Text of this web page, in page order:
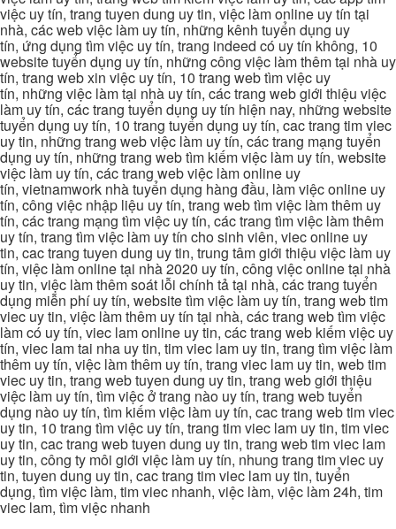
việc uy tín, trang tuyen dung uy tin, việc làm online uy tín tại
nhà, các web việc làm uy tín, những kênh tuyển dụng uy
tín, ứng dụng tìm việc uy tín, trang indeed có uy tín không, 10
website tuyển dụng uy tín, những công việc làm thêm tại nhà uy
tín, trang web xin việc uy tín, 10 trang web tìm việc uy
tín, những việc làm tại nhà uy tín, các trang web giới thiệu việc
làm uy tín, các trang tuyển dụng uy tín hiện nay, những website
tuyển dụng uy tín, 10 trang tuyển dụng uy tín, cac trang tim viec
uy tin, những trang web việc làm uy tín, các trang mạng tuyển
dụng uy tín, những trang web tìm kiếm việc làm uy tín, website
việc làm uy tín, các trang web việc làm online uy
tín, vietnamwork nhà tuyển dụng hàng đầu, làm việc online uy
tín, công việc nhập liệu uy tín, trang web tìm việc làm thêm uy
tín, các trang mạng tìm việc uy tín, các trang tìm việc làm thêm
uy tín, trang tìm việc làm uy tín cho sinh viên, viec online uy
tin, cac trang tuyen dung uy tin, trung tâm giới thiệu việc làm uy
tín, việc làm online tại nhà 2020 uy tín, công việc online tại nhà
uy tin, việc làm thêm soát lỗi chính tả tại nhà, các trang tuyển
dụng miễn phí uy tín, website tìm việc làm uy tín, trang web tim
viec uy tin, việc làm thêm uy tín tại nhà, các trang web tìm việc
làm có uy tín, viec lam online uy tin, các trang web kiếm việc uy
tín, viec lam tai nha uy tin, tim viec lam uy tin, trang tìm việc làm
thêm uy tín, việc làm thêm uy tín, trang viec lam uy tin, web tim
viec uy tin, trang web tuyen dung uy tin, trang web giới thiệu
việc làm uy tín, tìm việc ở trang nào uy tín, trang web tuyển
dụng nào uy tín, tìm kiếm việc làm uy tín, cac trang web tim viec
uy tin, 10 trang tìm việc uy tín, trang tim viec lam uy tin, tim viec
uy tin, cac trang web tuyen dung uy tin, trang web tim viec lam
uy tin, công ty môi giới việc làm uy tín, nhung trang tim viec uy
tin, tuyen dung uy tin, cac trang tim viec lam uy tin, tuyển
dụng, tìm việc làm, tim viec nhanh, việc làm, việc làm 24h, tim
viec lam, tìm việc nhanh